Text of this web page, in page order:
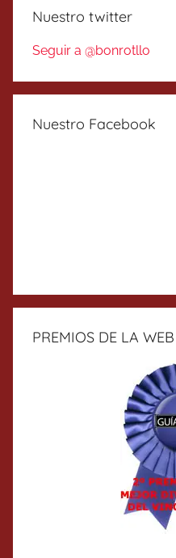
Nuestro twitter
Seguir a @bonrotllo
Nuestro Facebook
PREMIOS DE LA WEB